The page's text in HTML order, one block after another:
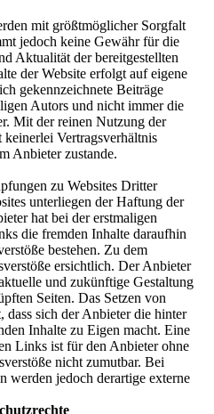
mit größtmöglicher Sorgfalt
jedoch keine Gewähr für die
Aktualität der bereitgestellten
der Website erfolgt auf eigene
gekennzeichnete Beiträge
Autors und nicht immer die
Mit der reinen Nutzung der
keinerlei Vertragsverhältnis
Anbieter zustande.
zu Websites Dritter
unterliegen der Haftung der
hat bei der erstmaligen
die fremden Inhalte daraufhin
bestehen. Zu dem
ersichtlich. Der Anbieter
und zukünftige Gestaltung
Seiten. Das Setzen von
dass sich der Anbieter die hinter
Inhalte zu Eigen macht. Eine
Links ist für den Anbieter ohne
nicht zumutbar. Bei
werden jedoch derartige externe